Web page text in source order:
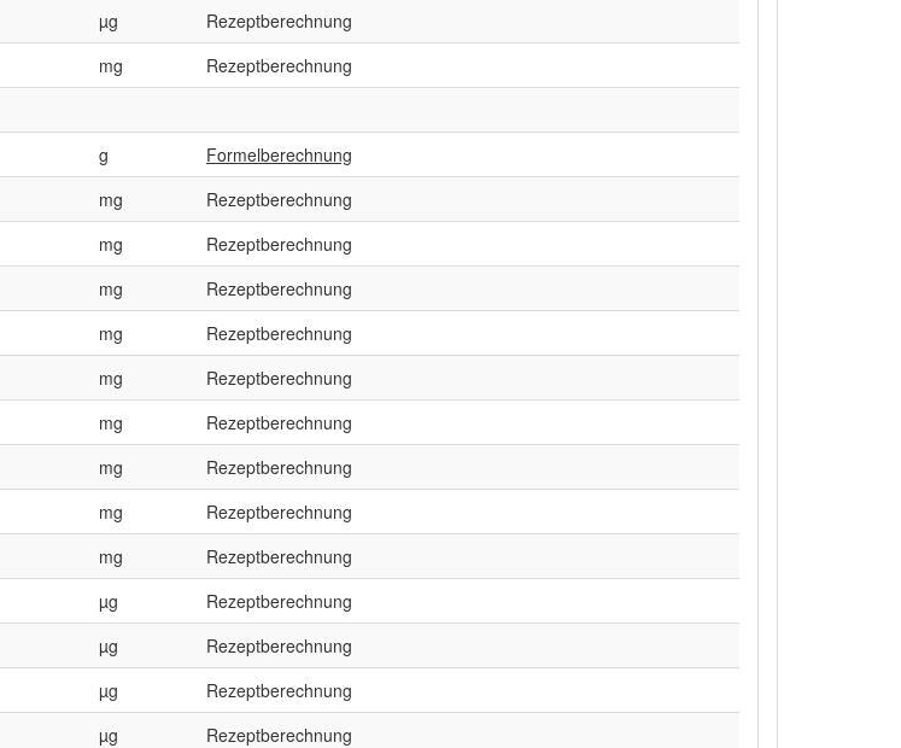
µg
Rezeptberechnung
mg
Rezeptberechnung
g
Formelberechnung
mg
Rezeptberechnung
mg
Rezeptberechnung
mg
Rezeptberechnung
mg
Rezeptberechnung
mg
Rezeptberechnung
mg
Rezeptberechnung
mg
Rezeptberechnung
mg
Rezeptberechnung
mg
Rezeptberechnung
µg
Rezeptberechnung
µg
Rezeptberechnung
µg
Rezeptberechnung
µg
Rezeptberechnung